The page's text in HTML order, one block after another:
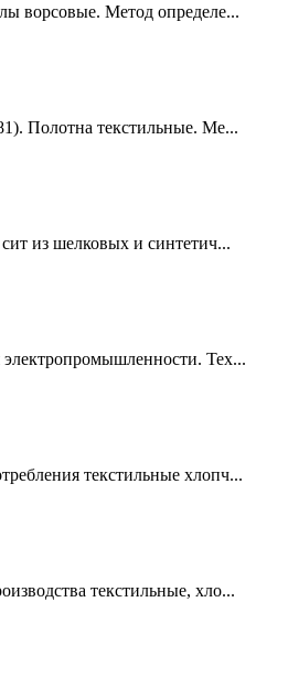
ворсовые. Метод определе...
Полотна текстильные. Ме...
из шелковых и синтетич...
Тех...
текстильные хлопч...
текстильные, хло...